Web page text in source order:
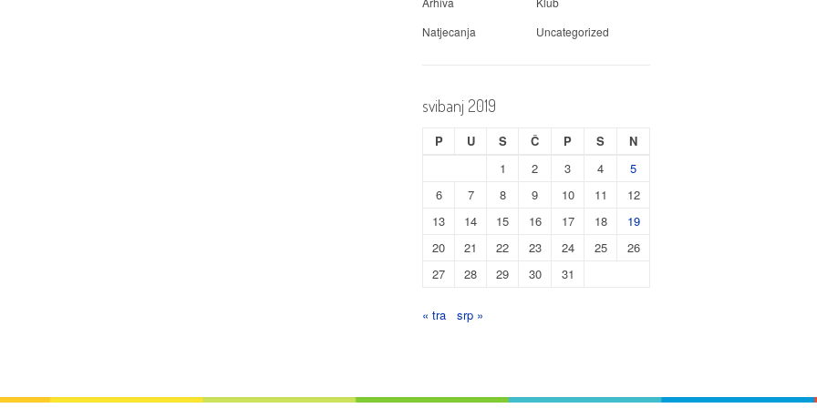
Natjecanja
Uncategorized
svibanj 2019
P U S Č P S
N
1
2 3 4
5
6
7 8 9 10 11
12
13
14 15 16 17 18
19
20
21 22 23 24 25
26
27
28 29 30 31
« tra srp »